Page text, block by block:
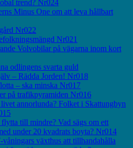
trend? Nr024
Minus One om att leva hållbart
Nr022
Nr021
Volvobilar på vägarna inom kort
odlingens svarta guld
– Rädda Jorden! Nr018
– ska minska Nr017
på trafikpyramiden Nr016
annorlunda? Folket i Skattungbyn
till mindre? Vad sägs om ett
under 20 kvadrats boyta? Nr014
växthus att tillhandahålla